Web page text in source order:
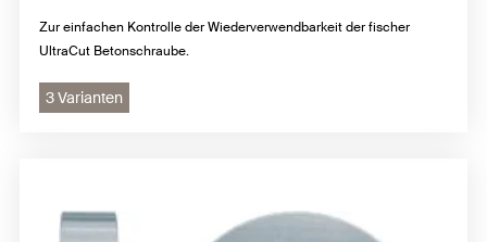
Zur einfachen Kontrolle der Wiederverwendbarkeit der fischer
UltraCut Betonschraube.
3 Varianten